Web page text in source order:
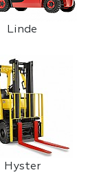
Linde
Hyster